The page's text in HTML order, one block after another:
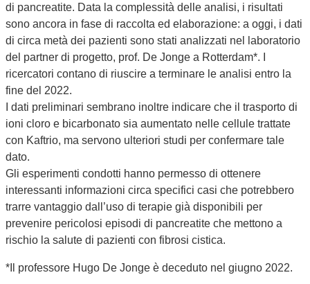
di pancreatite. Data la complessità delle analisi, i risultati
sono ancora in fase di raccolta ed elaborazione: a oggi, i dati
di circa metà dei pazienti sono stati analizzati nel laboratorio
del partner di progetto, prof. De Jonge a Rotterdam*. I
ricercatori contano di riuscire a terminare le analisi entro la
fine del 2022.
I dati preliminari sembrano inoltre indicare che il trasporto di
ioni cloro e bicarbonato sia aumentato nelle cellule trattate
con Kaftrio, ma servono ulteriori studi per confermare tale
dato.
Gli esperimenti condotti hanno permesso di ottenere
interessanti informazioni circa specifici casi che potrebbero
trarre vantaggio dall’uso di terapie già disponibili per
prevenire pericolosi episodi di pancreatite che mettono a
rischio la salute di pazienti con fibrosi cistica.
*Il professore Hugo De Jonge è deceduto nel giugno 2022.